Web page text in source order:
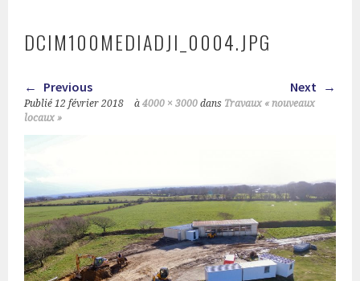
DCIM100MEDIADJI_0004.JPG
Previous Next
Publié12 février 2018 à4000 × 3000 dans Travaux « nouveaux
locaux »